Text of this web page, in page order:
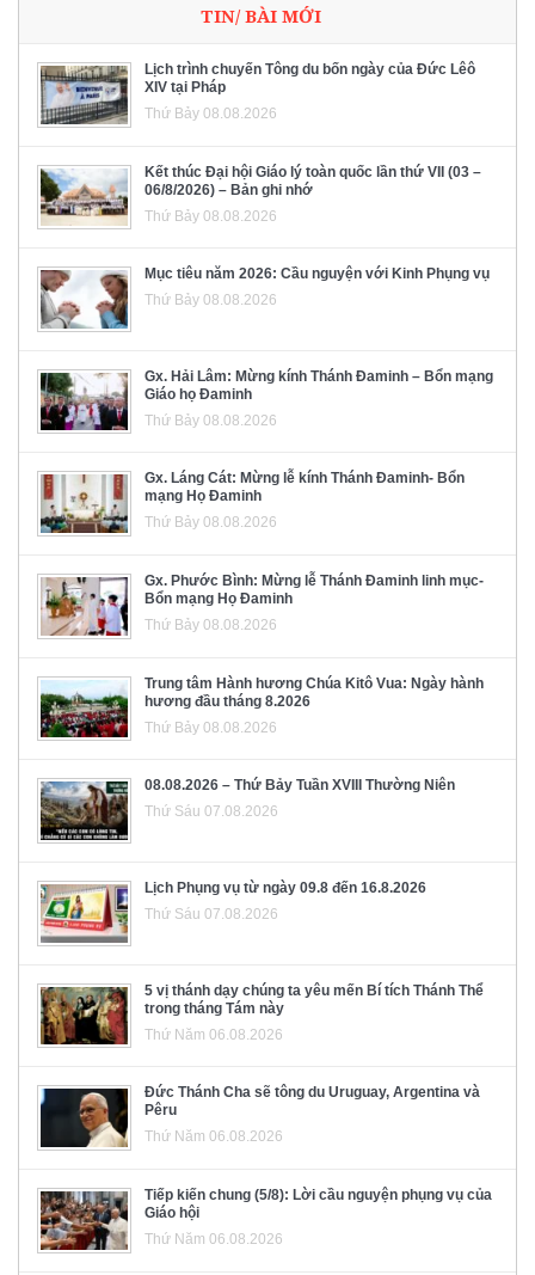
TIN/ BÀI MỚI
Lịch trình chuyến Tông du bốn ngày của Đức Lêô
XIV tại Pháp
Thứ Bảy 08.08.2026
Kết thúc Đại hội Giáo lý toàn quốc lần thứ VII (03 –
06/8/2026) – Bản ghi nhớ
Thứ Bảy 08.08.2026
Mục tiêu năm 2026: Cầu nguyện với Kinh Phụng vụ
Thứ Bảy 08.08.2026
Gx. Hải Lâm: Mừng kính Thánh Đaminh – Bổn mạng
Giáo họ Đaminh
Thứ Bảy 08.08.2026
Gx. Láng Cát: Mừng lễ kính Thánh Đaminh- Bổn
mạng Họ Đaminh
Thứ Bảy 08.08.2026
Gx. Phước Bình: Mừng lễ Thánh Đaminh linh mục-
Bổn mạng Họ Đaminh
Thứ Bảy 08.08.2026
Trung tâm Hành hương Chúa Kitô Vua: Ngày hành
hương đầu tháng 8.2026
Thứ Bảy 08.08.2026
08.08.2026 – Thứ Bảy Tuần XVIII Thường Niên
Thứ Sáu 07.08.2026
Lịch Phụng vụ từ ngày 09.8 đến 16.8.2026
Thứ Sáu 07.08.2026
5 vị thánh dạy chúng ta yêu mến Bí tích Thánh Thể
trong tháng Tám này
Thứ Năm 06.08.2026
Đức Thánh Cha sẽ tông du Uruguay, Argentina và
Pêru
Thứ Năm 06.08.2026
Tiếp kiến chung (5/8): Lời cầu nguyện phụng vụ của
Giáo hội
Thứ Năm 06.08.2026